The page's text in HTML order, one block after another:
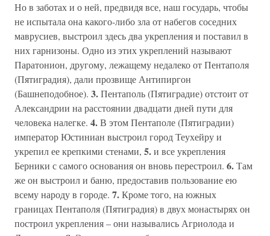
Но в заботах и о ней, предвидя все, наш государь, чтобы
не испытала она какого-либо зла от набегов соседних
маврусиев, выстроил здесь два укрепления и поставил в
них гарнизоны. Одно из этих укреплений называют
Паратонион, другому, лежащему недалеко от Пентаполя
(Пятиградия), дали прозвище Антипиргон
(Башнеподобное). 3.Пентаполь (Пятиградие) отстоит от
Александрии на расстоянии двадцати дней пути для
человека налегке. 4.В этом Пентаполе (Пятиградии)
император Юстиниан выстроил город Теухейру и
укрепил ее крепкими стенами, 5.и все укрепления
Берники с самого основания он вновь перестроил. 6.Там
же он выстроил и баню, предоставив пользование ею
всему народу в городе. 7.Кроме того, на южных
границах Пентаполя (Пятиградия) в двух монастырях он
построил укрепления – они назывались Агриолода и